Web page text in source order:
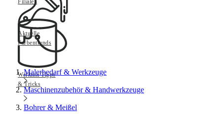
Aktuelle
Farbentrends
Werkmit Tipps
& Tricks
Malerbedarf & Werkzeuge
Maschinenzubehör & Handwerkzeuge
Bohrer & Meißel